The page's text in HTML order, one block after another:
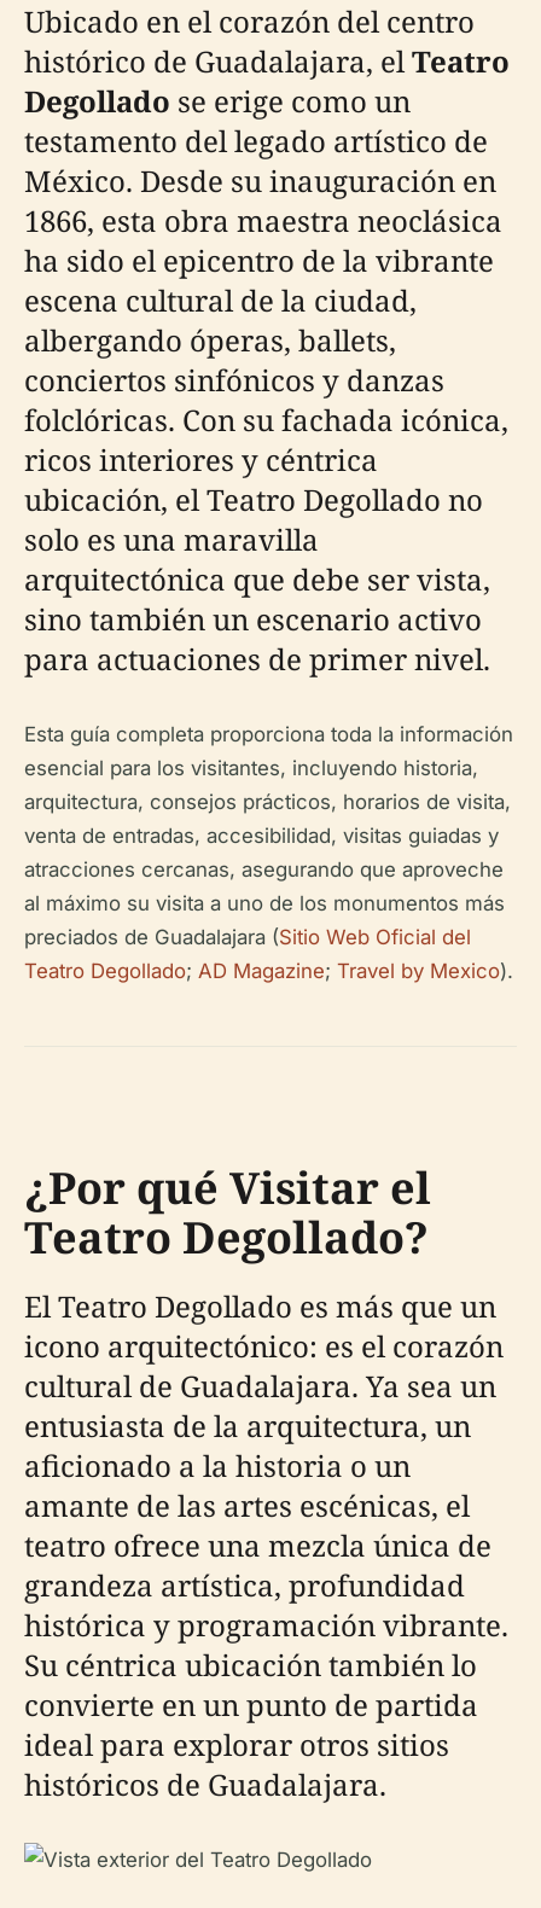
Ubicado en el corazón del centro
histórico de Guadalajara, elTeatro
Degollado se erige como un
testamento del legado artístico de
México. Desde su inauguración en
1866, esta obra maestra neoclásica
ha sido el epicentro de la vibrante
escena cultural de la ciudad,
albergando óperas, ballets,
conciertos sinfónicos y danzas
folclóricas. Con su fachada icónica,
ricos interiores y céntrica
ubicación, el Teatro Degollado no
solo es una maravilla
arquitectónica que debe ser vista,
sino también un escenario activo
para actuaciones de primer nivel.
Esta guía completa proporciona toda la información
esencial para los visitantes, incluyendo historia,
arquitectura, consejos prácticos, horarios de visita,
venta de entradas, accesibilidad, visitas guiadas y
atracciones cercanas, asegurando que aproveche
al máximo su visita a uno de los monumentos más
preciados de Guadalajara (Sitio Web Oficial del
Teatro Degollado; AD Magazine; Travel by Mexico).
¿Por qué Visitar el
Teatro Degollado?
El Teatro Degollado es más que un
icono arquitectónico: es el corazón
cultural de Guadalajara. Ya sea un
entusiasta de la arquitectura, un
aficionado a la historia o un
amante de las artes escénicas, el
teatro ofrece una mezcla única de
grandeza artística, profundidad
histórica y programación vibrante.
Su céntrica ubicación también lo
convierte en un punto de partida
ideal para explorar otros sitios
históricos de Guadalajara.